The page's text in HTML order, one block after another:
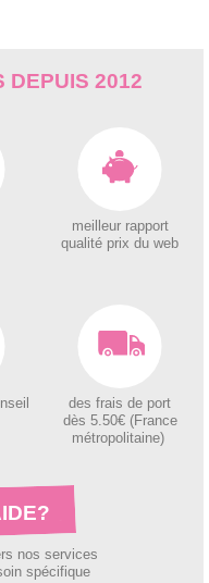
DEPUIS 2012
meilleur rapport
qualité prix du web
des frais de port
dès 5.50€ (France
métropolitaine)
nos services
spécifique